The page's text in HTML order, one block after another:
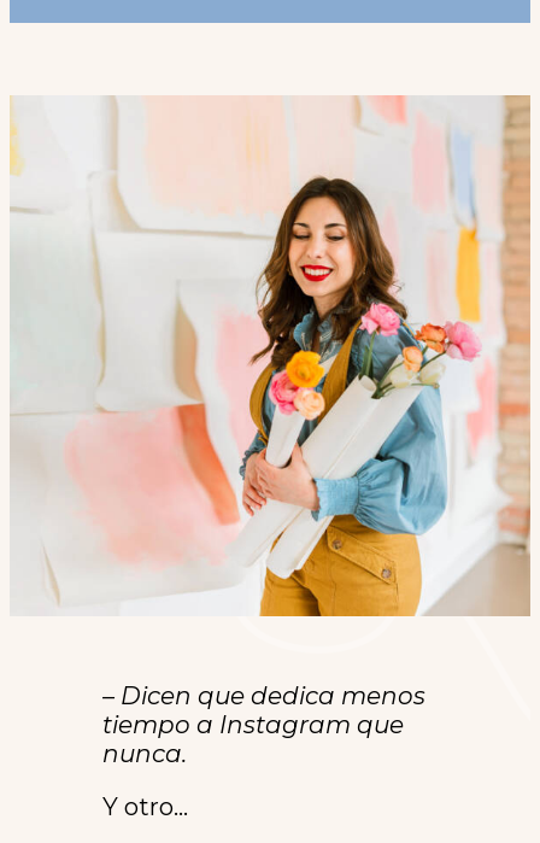
– Dicen que dedica menos
tiempo a Instagram que
nunca.
Y otro…